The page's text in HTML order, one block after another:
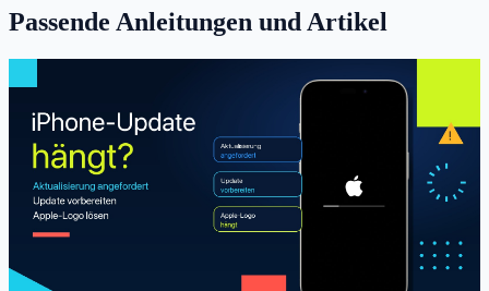
Passende Anleitungen und Artikel